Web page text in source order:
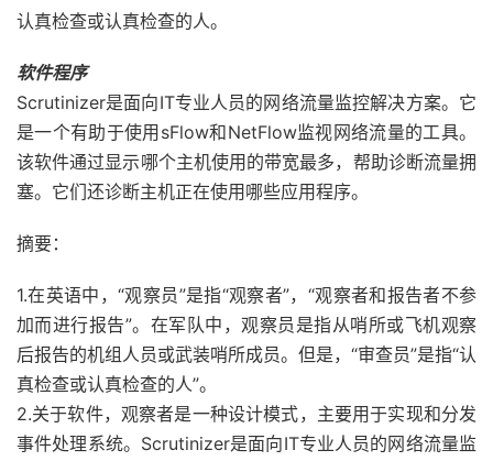
认真检查或认真检查的人。
软件程序
Scrutinizer是面向IT专业人员的网络流量监控解决方案。它
是一个有助于使用sFlow和NetFlow监视网络流量的工具。
该软件通过显示哪个主机使用的带宽最多，帮助诊断流量拥
塞。它们还诊断主机正在使用哪些应用程序。
摘要：
1.在英语中，“观察员”是指“观察者”，“观察者和报告者不参
加而进行报告”。在军队中，观察员是指从哨所或飞机观察
后报告的机组人员或武装哨所成员。但是，“审查员”是指“认
真检查或认真检查的人”。
2.关于软件，观察者是一种设计模式，主要用于实现和分发
事件处理系统。Scrutinizer是面向IT专业人员的网络流量监